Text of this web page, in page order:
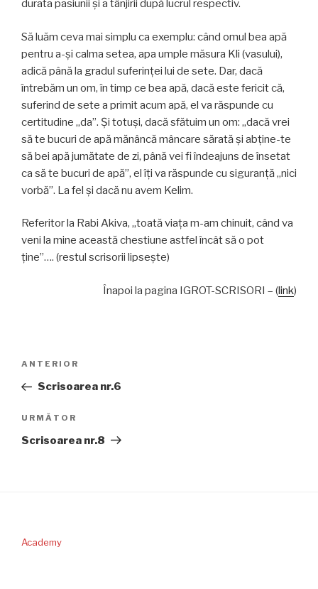
durata pasiunii și a tânjirii după lucrul respectiv.
Să luăm ceva mai simplu ca exemplu: când omul bea apă
pentru a-și calma setea, apa umple măsura Kli (vasului),
adică până la gradul suferinței lui de sete. Dar, dacă
întrebăm un om, în timp ce bea apă, dacă este fericit că,
suferind de sete a primit acum apă, el va răspunde cu
certitudine „da”. Și totuși, dacă sfătuim un om: „dacă vrei
să te bucuri de apă mănâncă mâncare sărată și abține-te
să bei apă jumătate de zi, până vei fi îndeajuns de însetat
ca să te bucuri de apă”, el îți va răspunde cu siguranță „nici
vorbă”. La fel și dacă nu avem Kelim.
Referitor la Rabi Akiva, „toată viața m-am chinuit, când va
veni la mine această chestiune astfel încât să o pot
ține”…. (restul scrisorii lipsește)
Înapoi la pagina IGROT-SCRISORI – (link)
articole
Articolul
anterior
ANTERIOR
Scrisoarea nr.6
Articolul
următor
URMĂTOR
Scrisoarea nr.8
Academy